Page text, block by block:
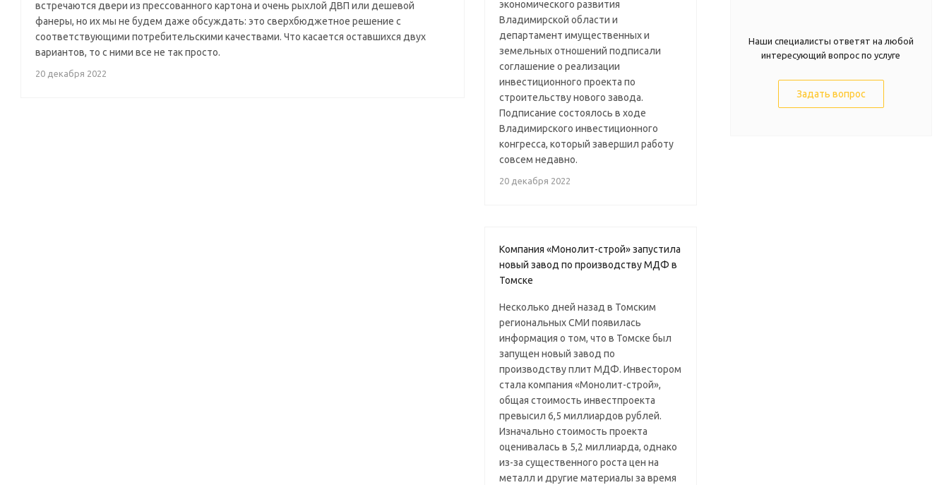
встречаются двери из прессованного картона и очень рыхлой ДВП или дешевой
фанеры, но их мы не будем даже обсуждать: это сверхбюджетное решение с
соответствующими потребительскими качествами. Что касается оставшихся двух
вариантов, то с ними все не так просто.
20 декабря 2022
экономического развития
Владимирской области и
департамент имущественных и
земельных отношений подписали
соглашение о реализации
инвестиционного проекта по
строительству нового завода.
Подписание состоялось в ходе
Владимирского инвестиционного
конгресса, который завершил работу
совсем недавно.
20 декабря 2022
Компания «Монолит-строй» запустила
новый завод по производству МДФ в
Томске
Несколько дней назад в Томским
региональных СМИ появилась
информация о том, что в Томске был
запущен новый завод по
производству плит МДФ. Инвестором
стала компания «Монолит-строй»,
общая стоимость инвестпроекта
превысил 6,5 миллиардов рублей.
Изначально стоимость проекта
оценивалась в 5,2 миллиарда, однако
из-за существенного роста цен на
металл и другие материалы за время
Наши специалисты ответят на любой
интересующий вопрос по услуге
Задать вопрос